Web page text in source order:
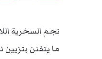
نجم السخرية
ما يتفنن